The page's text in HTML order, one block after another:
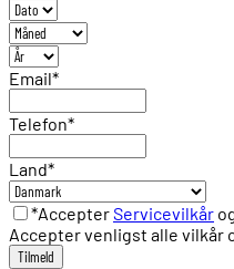
Email*
Telefon*
Land*
*AccepterServicevilkår
Accepter venligst alle